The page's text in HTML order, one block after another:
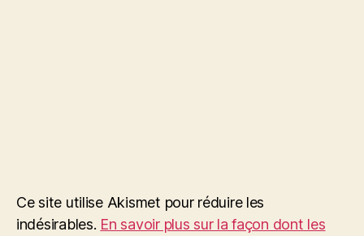
Ce site utilise Akismet pour réduire les
indésirables. En savoir plus sur la façon dont les